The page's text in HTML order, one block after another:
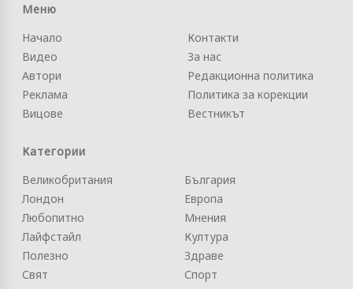
Меню
Начало
Видео
Автори
Реклама
Вицове
Контакти
За нас
Редакционна политика
Политика за корекции
Вестникът
Категории
Великобритания
Лондон
Любопитно
Лайфстайл
Полезно
Свят
България
Европа
Мнения
Култура
Здраве
Спорт